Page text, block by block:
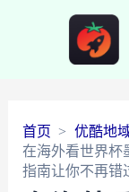
首页
优酷地
在海外看世界杯
指南让你不再错